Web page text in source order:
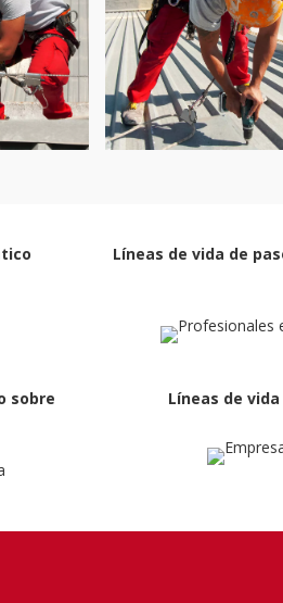
sobre
Líneas de vida de
Líneas de